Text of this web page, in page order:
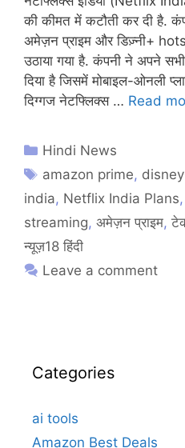
की कीमत में कटौती कर दी है.
अमेज़न प्राइम और डिज़्नी+
उठाया गया है. कंपनी ने अपने
दिया है जिसमें मोबाइल-ओनली
दिग्गज नेटफ्लिक्स … Read
Hindi News
amazon prime,
india, Netflix India Plans,
streaming, अमेज़न प्राइम,
न्यूज़18 हिंदी
Leave a comment
Categories
ai tools
Amazon Best Deals